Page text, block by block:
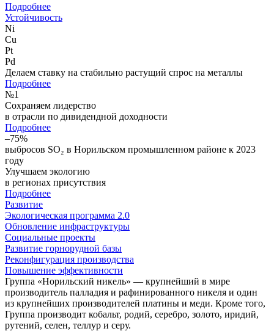
Подробнее
Устойчивость
Ni
Cu
Pt
Pd
Делаем ставку на стабильно растущий спрос на металлы
Подробнее
№1
Сохраняем лидерство
в отрасли по дивидендной доходности
Подробнее
–75%
выбросов SO₂ в Норильском промышленном районе к 2023
году
Улучшаем экологию
в регионах присутствия
Подробнее
Развитие
Экологическая программа 2.0
Обновление инфраструктуры
Социальные проекты
Развитие горнорудной базы
Реконфигурация производства
Повышение эффективности
Группа «Норильский никель» — крупнейший в мире
производитель палладия и рафинированного никеля и один
из крупнейших производителей платины и меди. Кроме того,
Группа производит кобальт, родий, серебро, золото, иридий,
рутений, селен, теллур и серу.